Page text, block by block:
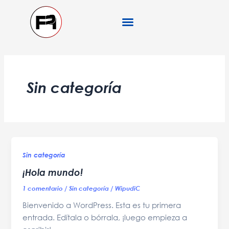
contenido
Sin categoría
Sin categoría
¡Hola mundo!
1 comentario /Sin categoría /WipudiC
Bienvenido a WordPress. Esta es tu primera
entrada. Edítala o bórrala, ¡luego empieza a